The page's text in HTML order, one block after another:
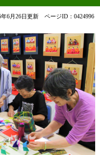
6月26日更新 ページID：0424996